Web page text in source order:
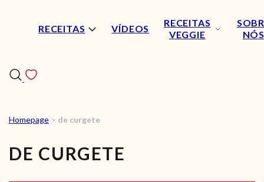
RECEITAS VÍDEOS
RECEITAS
VEGGIE
NÓS
Homepage > de curgete
DE CURGETE